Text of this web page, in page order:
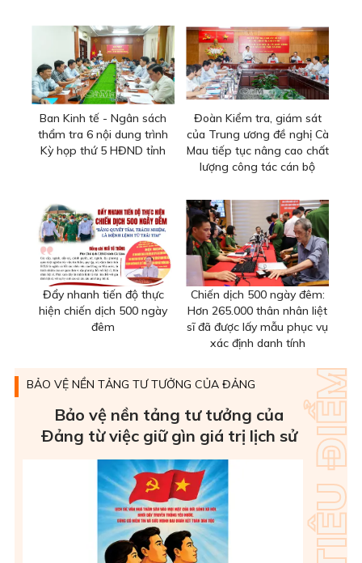
Ban Kinh tế - Ngân sách
thẩm tra 6 nội dung trình
Kỳ họp thứ 5 HĐND tỉnh
Đoàn Kiểm tra, giám sát
của Trung ương đề nghị Cà
Mau tiếp tục nâng cao chất
lượng công tác cán bộ
Đẩy nhanh tiến độ thực
hiện chiến dịch 500 ngày
đêm
Chiến dịch 500 ngày đêm:
Hơn 265.000 thân nhân liệt
sĩ đã được lấy mẫu phục vụ
xác định danh tính
BẢO VỆ NỀN TẢNG TƯ TƯỞNG CỦA ĐẢNG
Bảo vệ nền tảng tư tưởng của
Ðảng từ việc giữ gìn giá trị lịch sử